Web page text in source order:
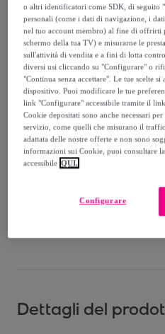
Guida alle taglie
Venduto daHot Buttered
Consegna
Spedizione gratuita
Dettagli del
o altri identificatori come SDK, di seguito
personali (come i dati di navigazione, i
nel tuo account membro) al fine di offrirti
schermo della tua TV) e misurarne le
sull'attività di vendita e a fini di lotta
diversi usi cliccando su "Configurare" o
"Continua senza accettare". Le tue scelte
dispositivo. Puoi modificare le tue
link "Configurare" accessibile tramite il
Cookie depositati sono anche necessari
servizio, come quelli che misurano il
adattata delle nostre offerte e non sono
informazioni sui Cookie, puoi consultare
accessibile QUI.
Configurare